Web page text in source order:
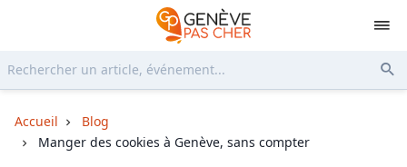
Accueil
Blog
Manger des cookies à Genève, sans compter